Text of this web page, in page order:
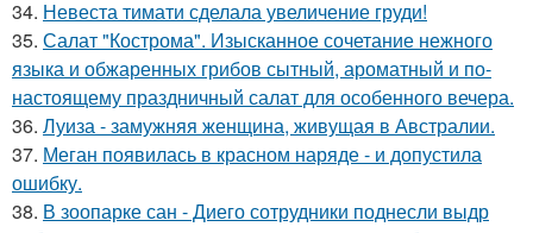
34. Невеста тимати сделала увеличение груди!
35. Салат "Кострома". Изысканное сочетание нежного
языка и обжаренных грибов сытный, ароматный и по-
настоящему праздничный салат для особенного вечера.
36. Луиза - замужняя женщина, живущая в Австралии.
37. Меган появилась в красном наряде - и допустила
ошибку.
38. В зоопарке сан - Диего сотрудники поднесли выдр